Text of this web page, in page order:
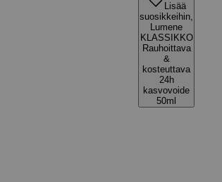
Lisää
suosikkeihin,
Lumene
KLASSIKKO
Rauhoittava
&
kosteuttava
24h
kasvovoide
50ml